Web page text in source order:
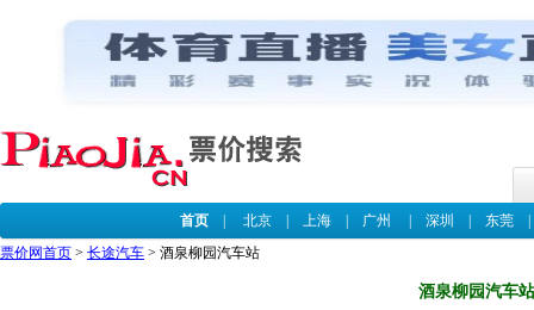
首页| 北京| 上海| 广州 深圳 东莞
票价网首页 > 长途汽车 > 酒泉柳园汽车站
酒泉柳园汽车